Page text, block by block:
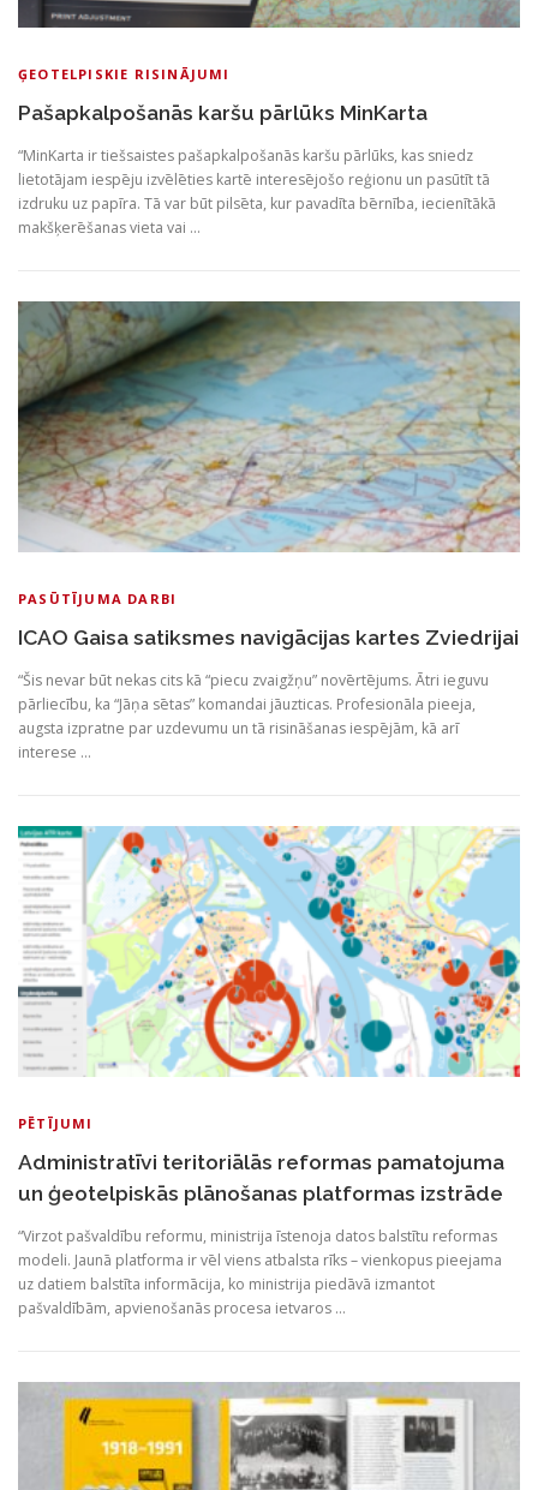
ĢEOTELPISKIE RISINĀJUMI
Pašapkalpošanās karšu pārlūks MinKarta
“MinKarta ir tiešsaistes pašapkalpošanās karšu pārlūks, kas sniedz
lietotājam iespēju izvēlēties kartē interesējošo reģionu un pasūtīt tā
izdruku uz papīra. Tā var būt pilsēta, kur pavadīta bērnība, iecienītākā
makšķerēšanas vieta vai …
PASŪTĪJUMA DARBI
ICAO Gaisa satiksmes navigācijas kartes Zviedrijai
“Šis nevar būt nekas cits kā “piecu zvaigžņu” novērtējums. Ātri ieguvu
pārliecību, ka “Jāņa sētas” komandai jāuzticas. Profesionāla pieeja,
augsta izpratne par uzdevumu un tā risināšanas iespējām, kā arī
interese …
PĒTĪJUMI
Administratīvi teritoriālās reformas pamatojuma
un ģeotelpiskās plānošanas platformas izstrāde
“Virzot pašvaldību reformu, ministrija īstenoja datos balstītu reformas
modeli. Jaunā platforma ir vēl viens atbalsta rīks – vienkopus pieejama
uz datiem balstīta informācija, ko ministrija piedāvā izmantot
pašvaldībām, apvienošanās procesa ietvaros …